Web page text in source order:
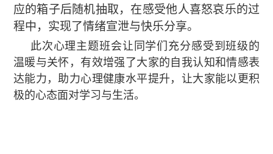
应的箱子后随机抽取，在感受他人喜怒哀乐的过
程中，实现了情绪宣泄与快乐分享。
此次心理主题班会让同学们充分感受到班级的
温暖与关怀，有效增强了大家的自我认知和情感表
达能力，助力心理健康水平提升，让大家能以更积
极的心态面对学习与生活。